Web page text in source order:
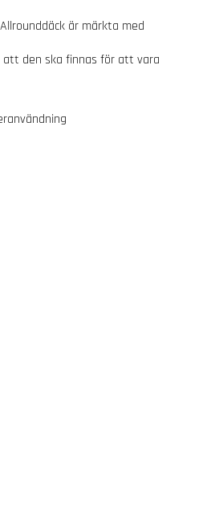
är märkta med
att den ska finnas för att vara